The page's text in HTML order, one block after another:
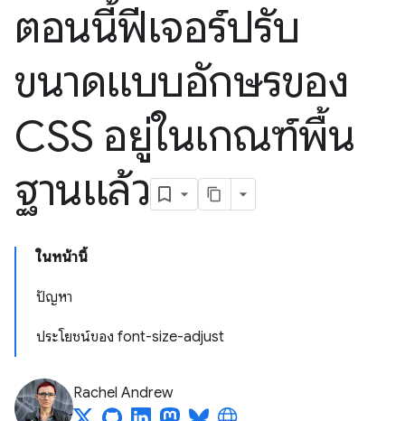
ตอนนี้ฟีเจอร์ปรับ
ขนาดแบบอักษรของ
CSS อยู่ในเกณฑ์พื้น
ฐานแล้ว
ในหน้านี้
ปัญหา
ประโยชน์ของ font-size-adjust
Rachel Andrew